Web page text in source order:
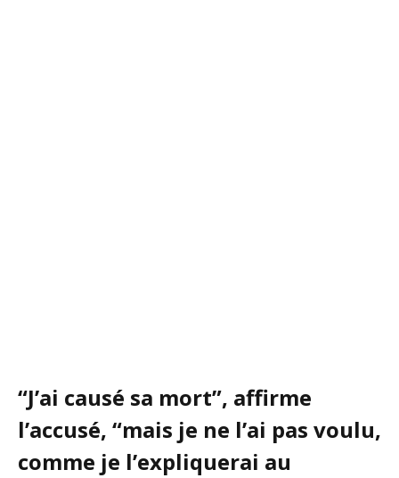
“J’ai causé sa mort”, affirme
l’accusé, “mais je ne l’ai pas voulu,
comme je l’expliquerai au